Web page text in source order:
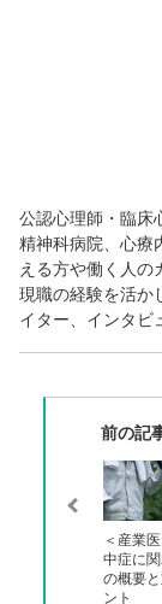
公認心理師・臨床
精神科病院、心療
える方や働く人の
現職の経験を活か
イター、インタビ
前の記
＜産業
中症に
の概要
ント